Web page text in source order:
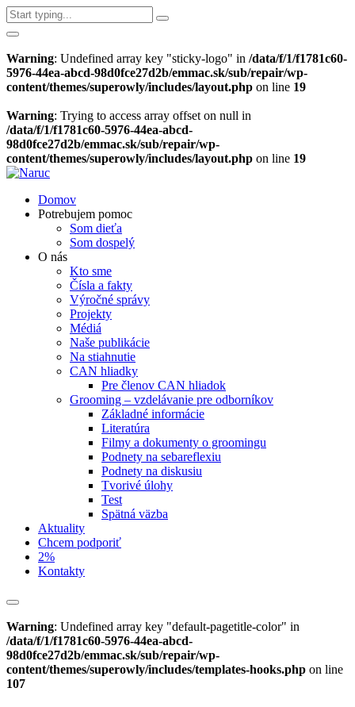
Warning: Undefined array key "sticky-logo" in /data/f/1/f1781c60-
5976-44ea-abcd-98d0fce27d2b/emmac.sk/sub/repair/wp-
content/themes/superowly/includes/layout.php on line 19
Warning: Trying to access array offset on null in
/data/f/1/f1781c60-5976-44ea-abcd-
98d0fce27d2b/emmac.sk/sub/repair/wp-
content/themes/superowly/includes/layout.php on line 19
Domov
Potrebujem pomoc
Som dieťa
Som dospelý
O nás
Kto sme
Čísla a fakty
Výročné správy
Projekty
Médiá
Naše publikácie
Na stiahnutie
CAN hliadky
Pre členov CAN hliadok
Grooming – vzdelávanie pre odborníkov
Základné informácie
Literatúra
Filmy a dokumenty o groomingu
Podnety na sebareflexiu
Podnety na diskusiu
Tvorivé úlohy
Test
Spätná väzba
Aktuality
Chcem podporiť
2%
Kontakty
Warning: Undefined array key "default-pagetitle-color" in
/data/f/1/f1781c60-5976-44ea-abcd-
98d0fce27d2b/emmac.sk/sub/repair/wp-
content/themes/superowly/includes/templates-hooks.php on line
107